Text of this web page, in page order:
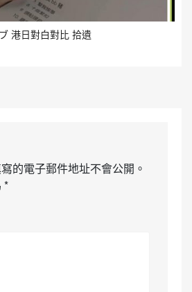
港日對白對比 拾遺
的電子郵件地址不會公開。
*